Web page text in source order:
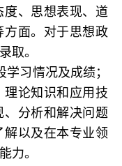
度、思想表现、道
面。对于思想政
取。
习情况及成绩；
论知识和应用技
分析和解决问题
解以及在本专业领
力。